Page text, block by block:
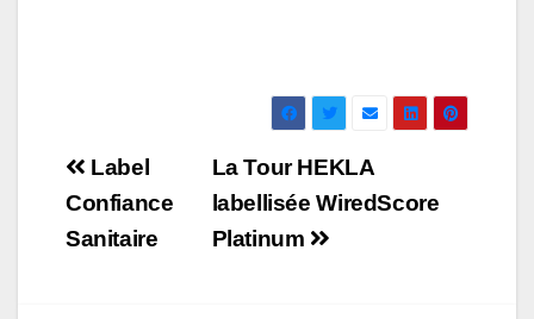
Navigation
de
l’article
La Tour HEKLA
labellisée WiredScore
Platinum
Label
Confiance
Sanitaire